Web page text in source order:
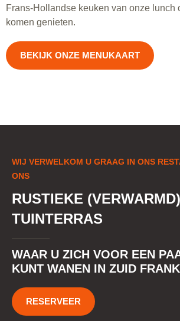
Frans-Hollandse keuken van onze lunch
komen genieten.
BEKIJK ONZE MENUKAART
WIJ VERWELKOM U GRAAG IN ONS
ONS
RUSTIEKE
TUINTERRAS
WAAR U ZICH VOOR EEN
KUNT WANEN IN ZUID
RESERVEER